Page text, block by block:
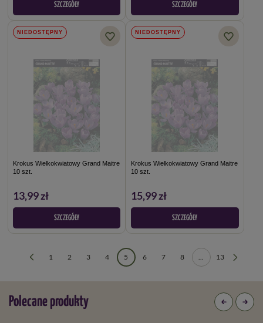
SZCZEGÓŁY SZCZEGÓŁY
NIEDOSTĘPNY
Krokus Wielkokwiatowy Grand Maitre
10 szt.
13,99 zł
SZCZEGÓŁY
NIEDOSTĘPNY
Krokus Wielkokwiatowy Grand Maitre
10 szt.
15,99 zł
SZCZEGÓŁY
1 2 3 4 5 6 7 8 13
Polecane produkty